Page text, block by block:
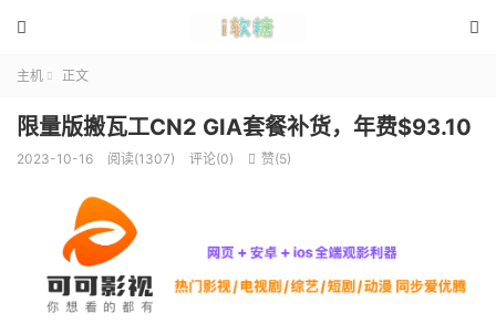


主机  正文
限量版搬瓦工CN2 GIA套餐补货，年费$93.10
2023-10-16 阅读(1307) 评论(0)  赞(5)